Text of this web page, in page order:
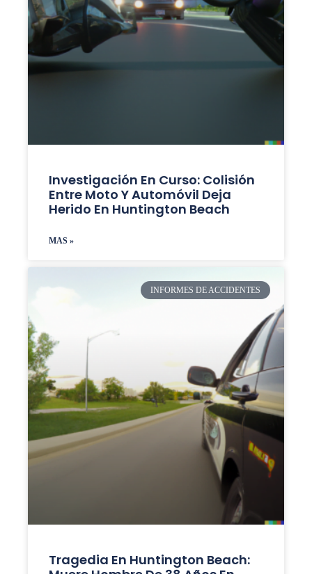
Investigación En Curso: Colisión
Entre Moto Y Automóvil Deja
Herido En Huntington Beach
MAS »
INFORMES DE ACCIDENTES
Tragedia En Huntington Beach: